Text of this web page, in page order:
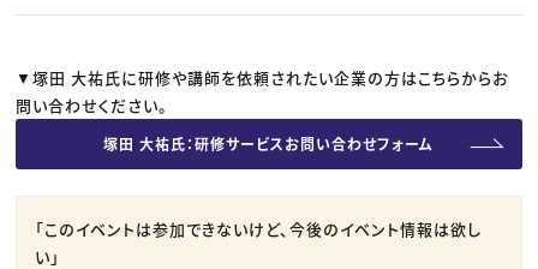
▼塚田 大祐氏に研修や講師を依頼されたい企業の方はこちらからお
問い合わせください。
塚田 大祐氏：研修サービスお問い合わせフォーム
「このイベントは参加できないけど、今後のイベント情報は欲し
い」